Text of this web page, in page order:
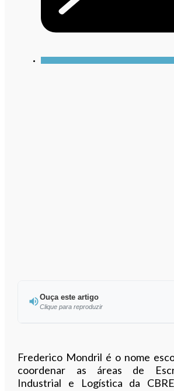
Ouça este artigo
Clique para reproduzir
Frederico Mondril é o nome
coordenar as áreas de
Industrial e Logística da